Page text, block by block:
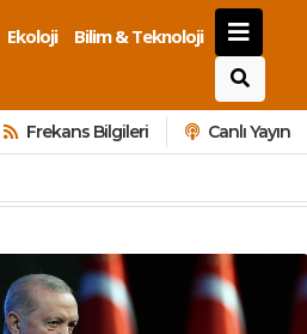
Ekoloji
Bilim & Teknoloji
Frekans Bilgileri Canlı Yayın